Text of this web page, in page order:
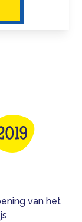
van het